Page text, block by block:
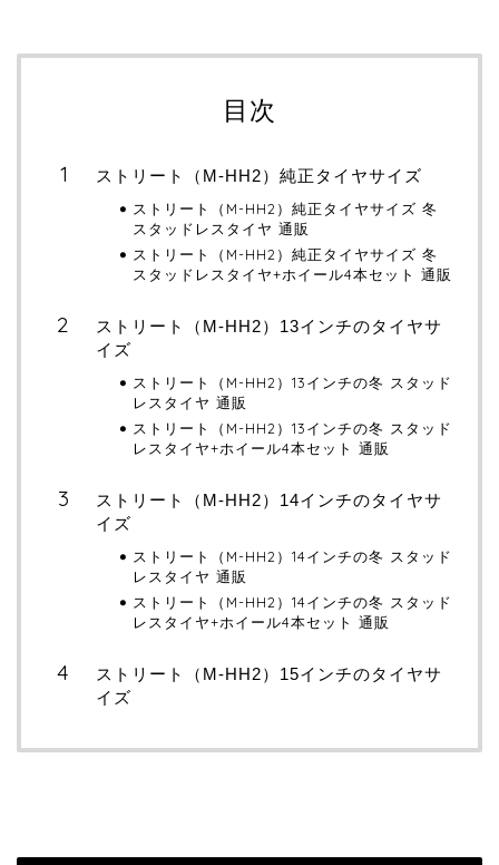
目次
ストリート（M-HH2）純正タイヤサイズ
ストリート（M-HH2）純正タイヤサイズ 冬
スタッドレスタイヤ 通販
ストリート（M-HH2）純正タイヤサイズ 冬
スタッドレスタイヤ+ホイール4本セット 通販
ストリート（M-HH2）13インチのタイヤサ
イズ
ストリート（M-HH2）13インチの冬 スタッド
レスタイヤ 通販
ストリート（M-HH2）13インチの冬 スタッド
レスタイヤ+ホイール4本セット 通販
ストリート（M-HH2）14インチのタイヤサ
イズ
ストリート（M-HH2）14インチの冬 スタッド
レスタイヤ 通販
ストリート（M-HH2）14インチの冬 スタッド
レスタイヤ+ホイール4本セット 通販
ストリート（M-HH2）15インチのタイヤサ
イズ